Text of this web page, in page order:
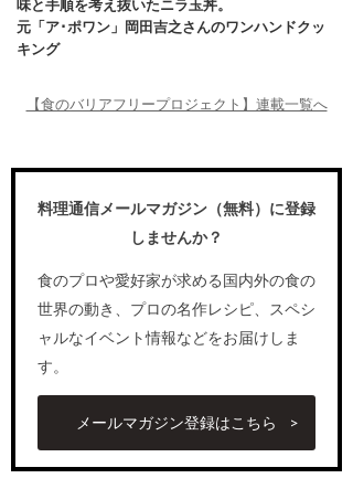
味と手順を考え抜いたニラ玉丼。
元「ア･ポワン」岡田吉之さんのワンハンドクッ
キング
【食のバリアフリープロジェクト】連載一覧へ
料理通信メールマガジン（無料）に登録
しませんか？
食のプロや愛好家が求める国内外の食の
世界の動き、プロの名作レシピ、スペシ
ャルなイベント情報などをお届けしま
す。
メールマガジン登録はこちら